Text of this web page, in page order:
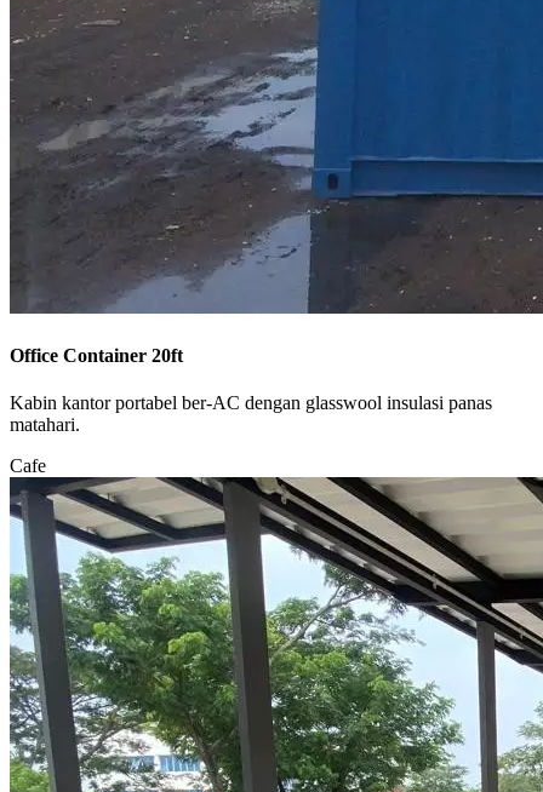
Office Container 20ft
Kabin kantor portabel ber-AC dengan glasswool insulasi panas
matahari.
Cafe